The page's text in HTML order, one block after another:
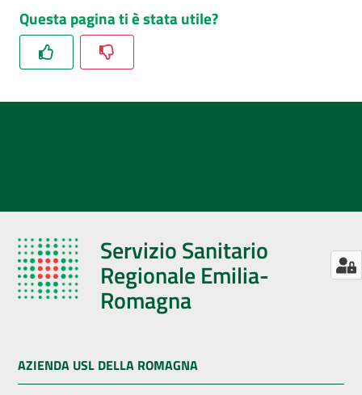
Questa pagina ti è stata utile?
Servizio Sanitario
Regionale Emilia-
Romagna
AZIENDA USL DELLA ROMAGNA